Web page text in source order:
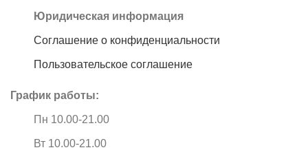
Юридическая информация
Соглашение о конфиденциальности
Пользовательское соглашение
График работы:
Пн 10.00-21.00
Вт 10.00-21.00